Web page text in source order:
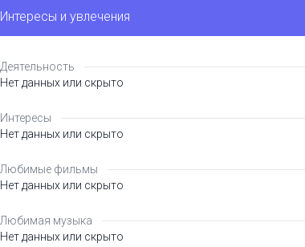
Интересы и увлечения
Деятельность
Нет данных или скрыто
Интересы
Нет данных или скрыто
Любимые фильмы
Нет данных или скрыто
Любимая музыка
Нет данных или скрыто